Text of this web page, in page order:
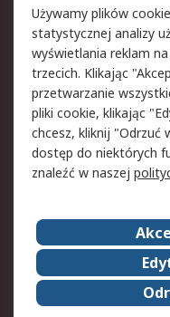
Aspekty prawne
Bezpieczeństwo e-
maila
Polityka
Zastrzeżenia
O firmie RS
Kariera
ESG
Używamy plików
statystycznej analizy
wyświetlania reklam
trzecich. Klikając
przetwarzanie
pliki cookie, klikając
chcesz, kliknij "Odrzuć
dostęp do niektórych
znaleźć w naszej